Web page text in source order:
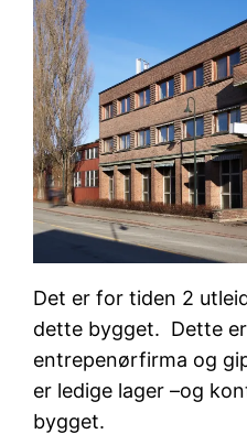
Det er for tiden 2
dette bygget. Dette
entrepenørfirma og
er ledige lager –og
bygget.